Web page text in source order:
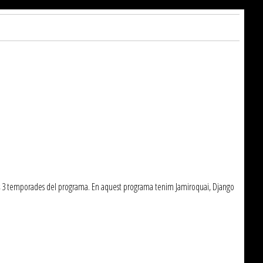
temporades del programa. En aquest programa tenim Jamiroquai, Django